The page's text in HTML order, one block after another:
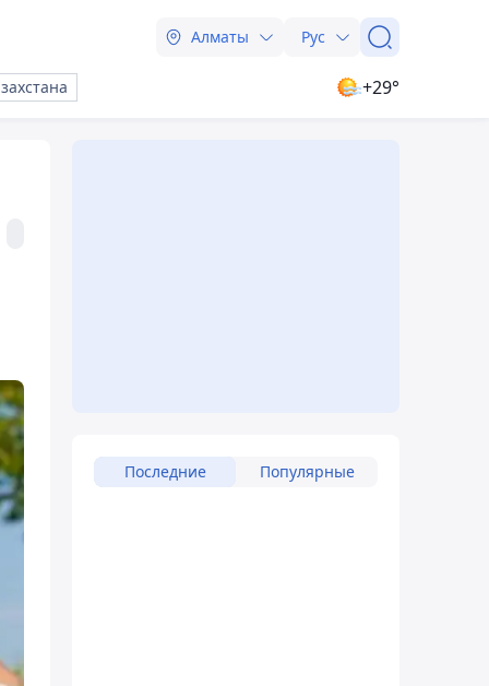
Алматы Рус
+29°
Последние Популярные